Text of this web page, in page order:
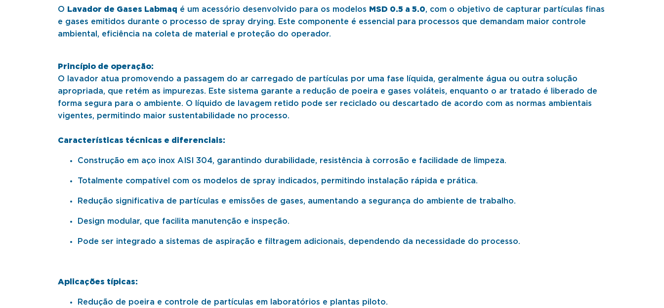
O Lavador de Gases Labmaq é um acessório desenvolvido para os modelos MSD 0.5 a 5.0, com o objetivo de capturar partículas finas
e gases emitidos durante o processo de spray drying. Este componente é essencial para processos que demandam maior controle
ambiental, eficiência na coleta de material e proteção do operador.
Princípio de operação:
O lavador atua promovendo a passagem do ar carregado de partículas por uma fase líquida, geralmente água ou outra solução
apropriada, que retém as impurezas. Este sistema garante a redução de poeira e gases voláteis, enquanto o ar tratado é liberado de
forma segura para o ambiente. O líquido de lavagem retido pode ser reciclado ou descartado de acordo com as normas ambientais
vigentes, permitindo maior sustentabilidade no processo.
Características técnicas e diferenciais:
Construção em aço inox AISI 304, garantindo durabilidade, resistência à corrosão e facilidade de limpeza.
Totalmente compatível com os modelos de spray indicados, permitindo instalação rápida e prática.
Redução significativa de partículas e emissões de gases, aumentando a segurança do ambiente de trabalho.
Design modular, que facilita manutenção e inspeção.
Pode ser integrado a sistemas de aspiração e filtragem adicionais, dependendo da necessidade do processo.
Aplicações típicas:
Redução de poeira e controle de partículas em laboratórios e plantas piloto.